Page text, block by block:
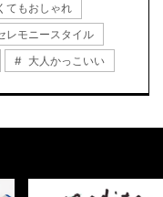
てもおしゃれ
レモニースタイル
大人かっこいい